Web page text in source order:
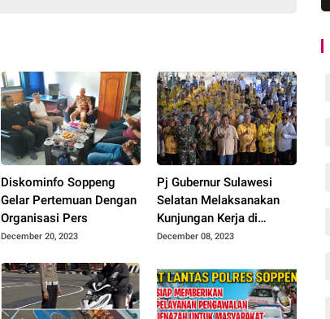
Diskominfo Soppeng
Gelar Pertemuan Dengan
Organisasi Pers
December 20, 2023
Pj Gubernur Sulawesi
Selatan Melaksanakan
Kunjungan Kerja di
Kab.Soppeng
December 08, 2023